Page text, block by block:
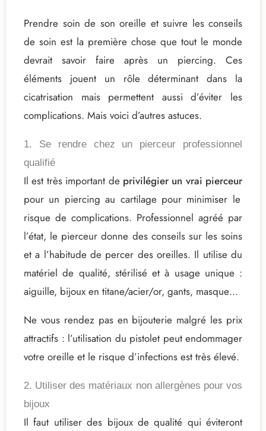
Prendre soin de son oreille et suivre les conseils
de soin est la première chose que tout le monde
devrait savoir faire après un piercing. Ces
éléments jouent un rôle déterminant dans la
cicatrisation mais permettent aussi d’éviter les
complications. Mais voici d’autres astuces.
1. Se rendre chez un pierceur professionnel
qualifié
Il est très important de privilégier un vrai pierceur
pour un piercing au cartilage pour minimiser le
risque de complications. Professionnel agréé par
l’état, le pierceur donne des conseils sur les soins
et a l’habitude de percer des oreilles. Il utilise du
matériel de qualité, stérilisé et à usage unique :
aiguille, bijoux en titane/acier/or, gants, masque…
Ne vous rendez pas en bijouterie malgré les prix
attractifs : l’utilisation du pistolet peut endommager
votre oreille et le risque d’infections est très élevé.
2. Utiliser des matériaux non allergènes pour vos
bijoux
Il faut utiliser des bijoux de qualité qui éviteront